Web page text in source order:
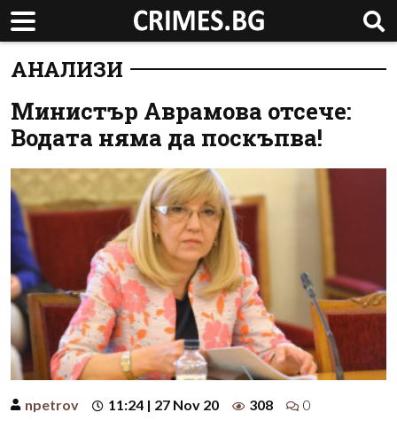
АНАЛИЗИ
Министър Аврамова отсече:
Водата няма да поскъпва!
npetrov 11:24 | 27 Nov 20 308 0